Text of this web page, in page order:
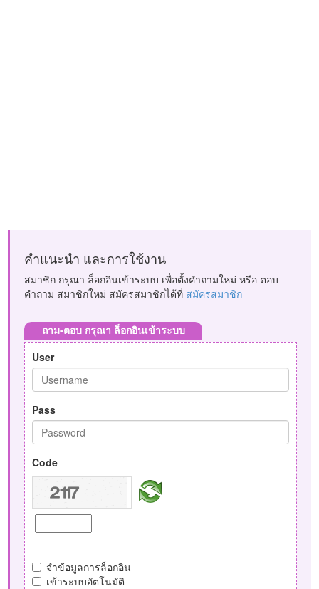
คำแนะนำ และการใช้งาน
สมาชิก กรุณา ล็อกอินเข้าระบบ เพื่อตั้งคำถามใหม่ หรือ ตอบ
คำถาม สมาชิกใหม่ สมัครสมาชิกได้ที่ สมัครสมาชิก
ถาม-ตอบ กรุณา ล็อกอินเข้าระบบ
User
Pass
Code
จำข้อมูลการล็อกอิน
เข้าระบบอัตโนมัติ